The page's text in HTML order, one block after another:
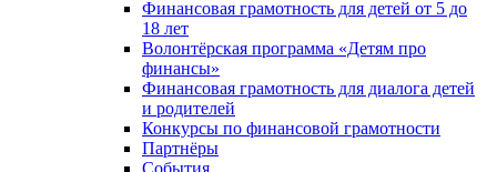
Финансовая грамотность для детей от 5 до
18 лет
Волонтёрская программа «Детям про
финансы»
Финансовая грамотность для диалога детей
и родителей
Конкурсы по финансовой грамотности
Партнёры
События